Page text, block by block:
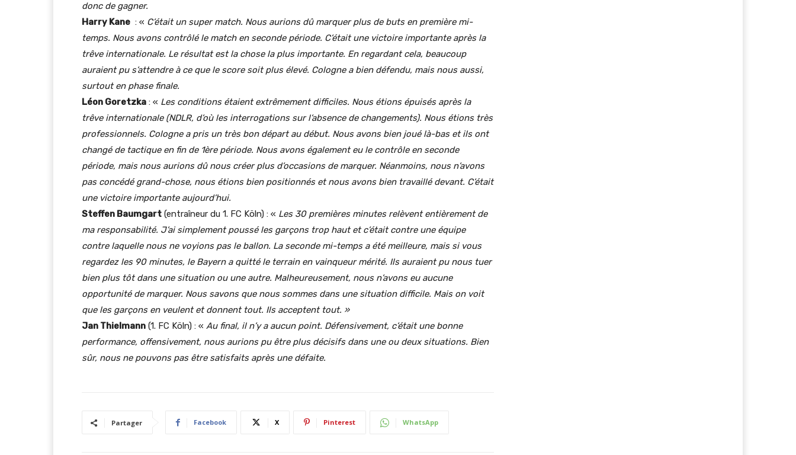
donc de gagner.
Harry Kane : « C’était un super match. Nous aurions dû marquer plus de buts en première mi-
temps. Nous avons contrôlé le match en seconde période. C’était une victoire importante après la
trêve internationale. Le résultat est la chose la plus importante. En regardant cela, beaucoup
auraient pu s’attendre à ce que le score soit plus élevé. Cologne a bien défendu, mais nous aussi,
surtout en phase finale.
Léon Goretzka : « Les conditions étaient extrêmement difficiles. Nous étions épuisés après la
trêve internationale (NDLR, d’où les interrogations sur l’absence de changements). Nous étions très
professionnels. Cologne a pris un très bon départ au début. Nous avons bien joué là-bas et ils ont
changé de tactique en fin de 1ère période. Nous avons également eu le contrôle en seconde
période, mais nous aurions dû nous créer plus d’occasions de marquer. Néanmoins, nous n’avons
pas concédé grand-chose, nous étions bien positionnés et nous avons bien travaillé devant. C’était
une victoire importante aujourd’hui.
Steffen Baumgart (entraîneur du 1. FC Köln) : « Les 30 premières minutes relèvent entièrement de
ma responsabilité. J’ai simplement poussé les garçons trop haut et c’était contre une équipe
contre laquelle nous ne voyions pas le ballon. La seconde mi-temps a été meilleure, mais si vous
regardez les 90 minutes, le Bayern a quitté le terrain en vainqueur mérité. Ils auraient pu nous tuer
bien plus tôt dans une situation ou une autre. Malheureusement, nous n’avons eu aucune
opportunité de marquer. Nous savons que nous sommes dans une situation difficile. Mais on voit
que les garçons en veulent et donnent tout. Ils acceptent tout. »
Jan Thielmann (1. FC Köln) : « Au final, il n’y a aucun point. Défensivement, c’était une bonne
performance, offensivement, nous aurions pu être plus décisifs dans une ou deux situations. Bien
sûr, nous ne pouvons pas être satisfaits après une défaite.
Partager Facebook X Pinterest WhatsApp